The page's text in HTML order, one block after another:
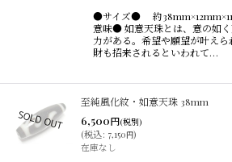
●サイズ● 約
意味● 如意天珠とは、意の如
力がある。希望や願望が叶え
財も招来されるといわれて…
至純風化紋・如意天珠 38mm
6,500円(税別)
(税込: 7,150円)
在庫なし